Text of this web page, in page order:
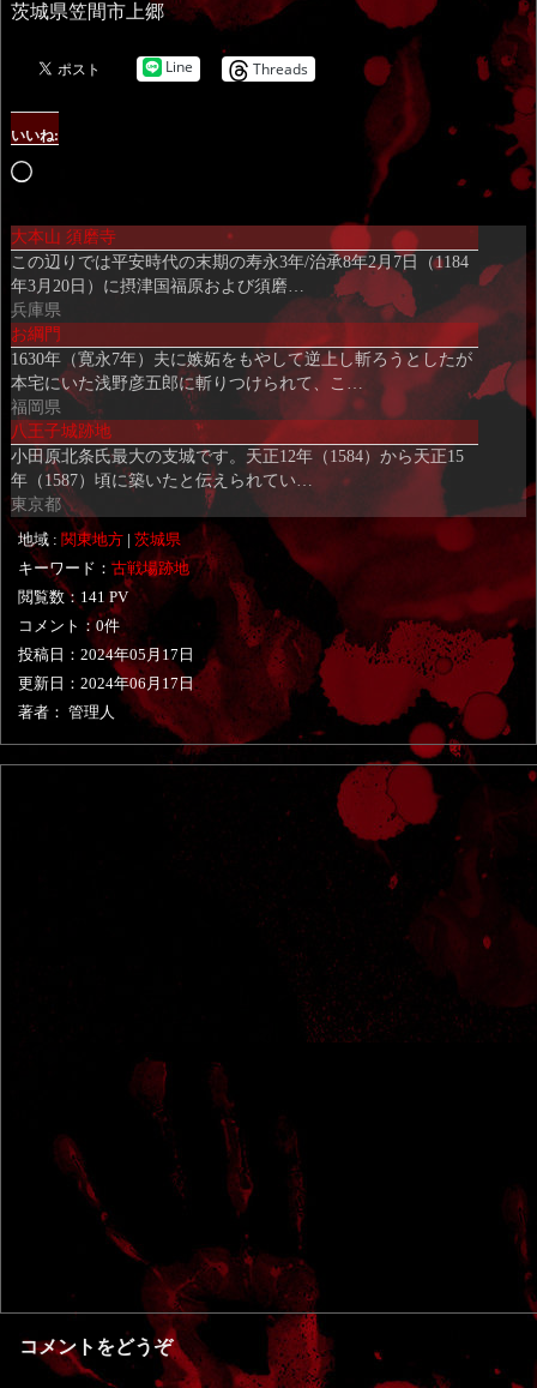
茨城県笠間市上郷
Line Threads
いいね:
読
込
み
中…
大本山 須磨寺
この辺りでは平安時代の末期の寿永3年/治承8年2月7日（1184
年3月20日）に摂津国福原および須磨…
兵庫県
お綱門
1630年（寛永7年）夫に嫉妬をもやして逆上し斬ろうとしたが
本宅にいた浅野彦五郎に斬りつけられて、こ…
福岡県
八王子城跡地
小田原北条氏最大の支城です。天正12年（1584）から天正15
年（1587）頃に築いたと伝えられてい…
東京都
地域 :関東地方 |茨城県
キーワード：古戦場跡地
閲覧数：141 PV
コメント：0件
投稿日：2024年05月17日
更新日：2024年06月17日
著者： 管理人
コメントをどうぞ